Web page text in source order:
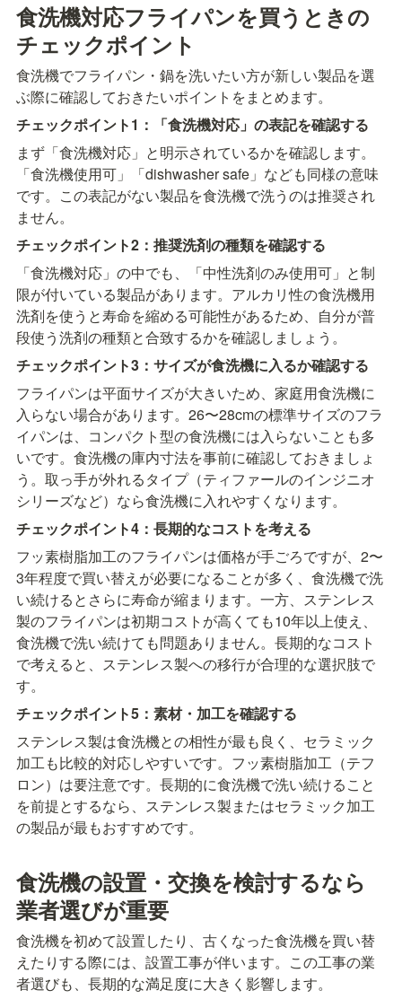
食洗機対応フライパンを買うときの
チェックポイント
食洗機でフライパン・鍋を洗いたい方が新しい製品を選
ぶ際に確認しておきたいポイントをまとめます。
チェックポイント1：「食洗機対応」の表記を確認する
まず「食洗機対応」と明示されているかを確認します。
「食洗機使用可」「dishwasher safe」なども同様の意味
です。この表記がない製品を食洗機で洗うのは推奨され
ません。
チェックポイント2：推奨洗剤の種類を確認する
「食洗機対応」の中でも、「中性洗剤のみ使用可」と制
限が付いている製品があります。アルカリ性の食洗機用
洗剤を使うと寿命を縮める可能性があるため、自分が普
段使う洗剤の種類と合致するかを確認しましょう。
チェックポイント3：サイズが食洗機に入るか確認する
フライパンは平面サイズが大きいため、家庭用食洗機に
入らない場合があります。26〜28cmの標準サイズのフラ
イパンは、コンパクト型の食洗機には入らないことも多
いです。食洗機の庫内寸法を事前に確認しておきましょ
う。取っ手が外れるタイプ（ティファールのインジニオ
シリーズなど）なら食洗機に入れやすくなります。
チェックポイント4：長期的なコストを考える
フッ素樹脂加工のフライパンは価格が手ごろですが、2〜
3年程度で買い替えが必要になることが多く、食洗機で洗
い続けるとさらに寿命が縮まります。一方、ステンレス
製のフライパンは初期コストが高くても10年以上使え、
食洗機で洗い続けても問題ありません。長期的なコスト
で考えると、ステンレス製への移行が合理的な選択肢で
す。
チェックポイント5：素材・加工を確認する
ステンレス製は食洗機との相性が最も良く、セラミック
加工も比較的対応しやすいです。フッ素樹脂加工（テフ
ロン）は要注意です。長期的に食洗機で洗い続けること
を前提とするなら、ステンレス製またはセラミック加工
の製品が最もおすすめです。
食洗機の設置・交換を検討するなら
業者選びが重要
食洗機を初めて設置したり、古くなった食洗機を買い替
えたりする際には、設置工事が伴います。この工事の業
者選びも、長期的な満足度に大きく影響します。